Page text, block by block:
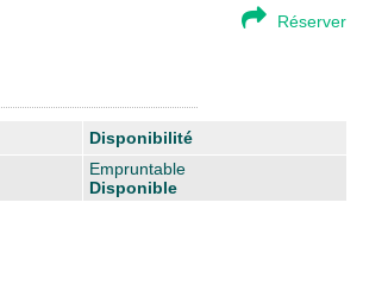
Réserver
Disponibilité
Empruntable
Disponible